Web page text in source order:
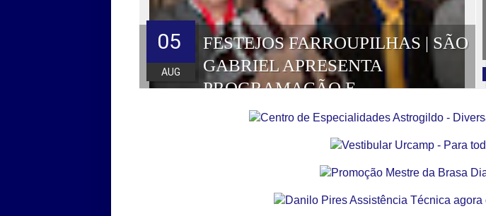
FESTEJOS FARROUPILHAS | SÃO
GABRIEL APRESENTA
PROGRAMAÇÃO E
HOMENAGEADOS DA EDIÇÃO
05
AUG